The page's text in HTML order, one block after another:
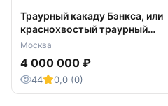
Траурный какаду Бэнкса, или
краснохвостый траурный
какаду - птенцы
Москва
4 000 000 ₽
44 0,0 (0)